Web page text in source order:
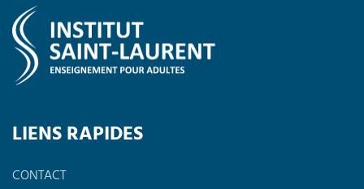
LIENS RAPIDES
CONTACT